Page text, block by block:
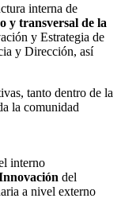
interna de
y transversal de la
y Estrategia de
y Dirección, así
tanto dentro de la
la comunidad
interno
del
a nivel externo